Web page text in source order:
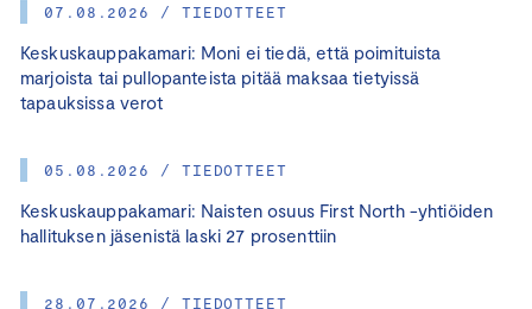
07.08.2026 / TIEDOTTEET
Keskuskauppakamari: Moni ei tiedä, että poimituista
marjoista tai pullopanteista pitää maksaa tietyissä
tapauksissa verot
05.08.2026 / TIEDOTTEET
Keskuskauppakamari: Naisten osuus First North -yhtiöiden
hallituksen jäsenistä laski 27 prosenttiin
28.07.2026 / TIEDOTTEET